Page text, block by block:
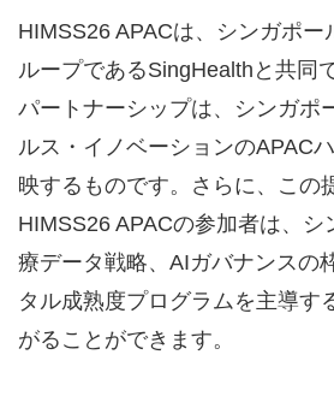
HIMSS26 APACは、シンガポ
ループであるSingHealthと共同
パートナーシップは、シンガポ
ルス・イノベーションのAPAC
映するものです。さらに、この
HIMSS26 APACの参加者は、シ
療データ戦略、AIガバナンスの
タル成熟度プログラムを主導す
がることができます。